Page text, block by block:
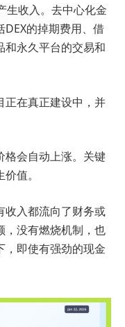
生收入。去中心化金
的掉期费用、借
和永久平台的交易和
正在真正建设中，并
格会自动上涨。关键
值。
收入都流向了财务或
，没有燃烧机制，也
，即使有强劲的现金